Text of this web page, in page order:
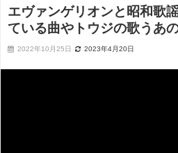
エヴァンゲリオンと昭和歌
ている曲やトウジの歌うあ
2022年10月25日 2023年4月20日